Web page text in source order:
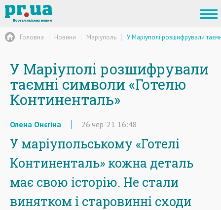
Головна Новини Маріуполь У Маріуполі розшифрували
У Маріуполі розшифрували
таємні символи «Готелю
Континенталь»
Олена Онєгіна 26 чер '21 16:48
У маріупольському «Готелі
Континенталь» кожна деталь
має свою історію. Не стали
винятком і старовинні сходи